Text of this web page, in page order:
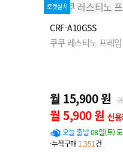
로켓설치
CRF-A10GSS
쿠쿠 레스티노 프레
월 15,900 원
월 5,900 원 신
오늘 출발08일(토)
·누적구매 1,351건